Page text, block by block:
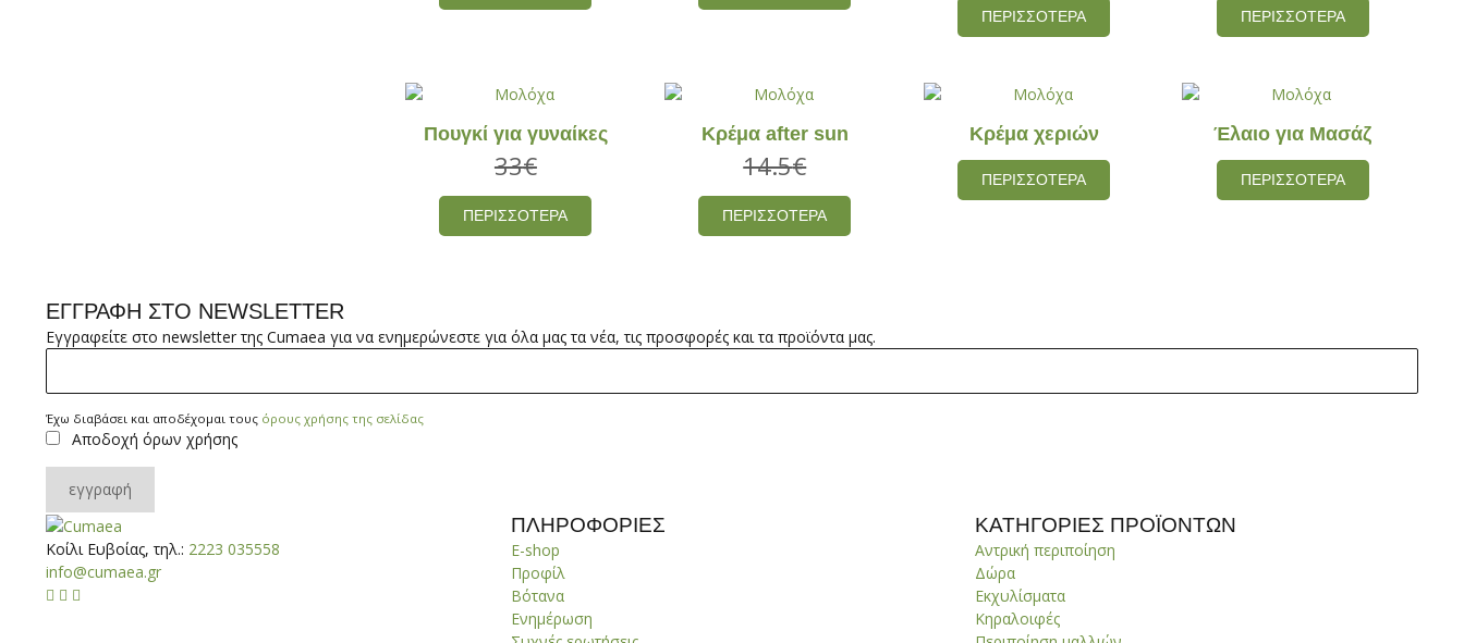
ΠΕΡΙΣΣΟΤΕΡΑ ΠΕΡΙΣΣΟΤΕΡΑ
Πουγκί για γυναίκες
33€
ΠΕΡΙΣΣΟΤΕΡΑ
Κρέμα after sun
14.5€
ΠΕΡΙΣΣΟΤΕΡΑ
Κρέμα χεριών
ΠΕΡΙΣΣΟΤΕΡΑ
Έλαιο για Μασάζ
ΠΕΡΙΣΣΟΤΕΡΑ
ΕΓΓΡΑΦΗ ΣΤΟ NEWSLETTER
Εγγραφείτε στο newsletter της Cumaea για να ενημερώνεστε για όλα μας τα νέα, τις προσφορές και τα προϊόντα μας.
Έχω
διαβάσει
και
αποδέχομαι
τους
όρους
χρήσης
της
σελίδας
Έχω διαβάσει και αποδέχομαι τους όρους χρήσης της σελίδας
Αποδοχή όρων χρήσης
εγγραφή
Κοίλι Ευβοίας, τηλ.: 2223 035558
info@cumaea.gr
  
ΠΛΗΡΟΦΟΡΙΕΣ
E-shop
Προφίλ
Βότανα
Ενημέρωση
ΚΑΤΗΓΟΡΙΕΣ ΠΡΟΪΟΝΤΩΝ
Αντρική περιποίηση
Δώρα
Εκχυλίσματα
Κηραλοιφές